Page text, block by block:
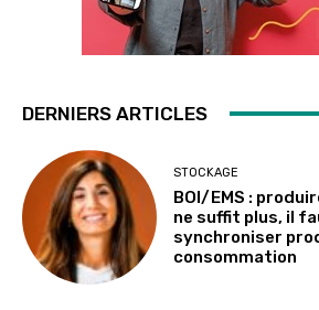
DERNIERS ARTICLES
STOCKAGE
BOI/EMS :
ne suffit plus, il
synchroniser
consommation